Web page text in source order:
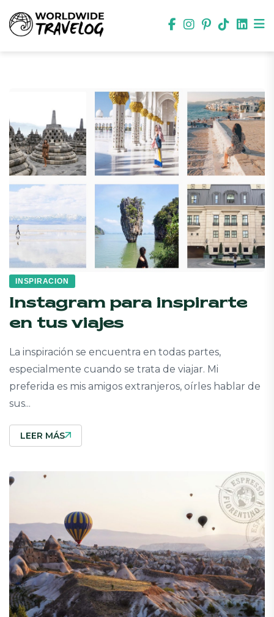
INSPIRACION
Instagram para inspirarte
en tus viajes
La inspiración se encuentra en todas partes,
especialmente cuando se trata de viajar. Mi
preferida es mis amigos extranjeros, oírles hablar de
sus...
LEER MÁS